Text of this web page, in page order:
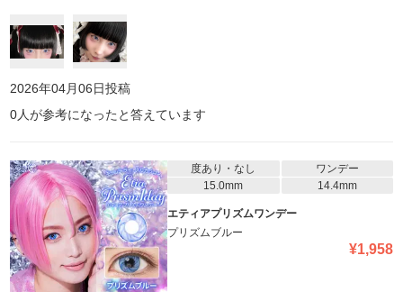
2026年04月06日投稿
0人が参考になったと答えています
度あり・なし
ワンデー
15.0mm
14.4mm
エティアプリズムワンデー
プリズムブルー
¥1,958